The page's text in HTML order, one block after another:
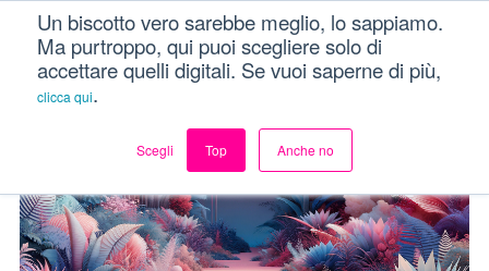
Un biscotto vero sarebbe meglio, lo sappiamo.
Ma purtroppo, qui puoi scegliere solo di
accettare quelli digitali. Se vuoi saperne di più,
clicca qui.
Scegli Top Anche no
Dici Davvero?! Menu